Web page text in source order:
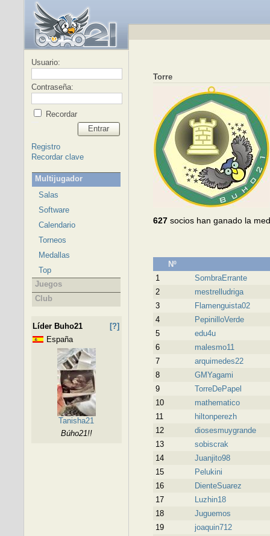
Usuario:
Contraseña:
Recordar
Entrar
Registro
Recordar clave
Multijugador
Salas
Software
Calendario
Torneos
Medallas
Top
Juegos
Club
Líder Buho21
[?]
España
Tanisha21
Búho21!!
Torre
627socios han ganado la
Nº
1
SombraErrante
2
mestrelludriga
3
Flamenguista02
4
PepinilloVerde
5
edu4u
6
malesmo11
7
arquimedes22
8
GMYagami
9
TorreDePapel
10
mathematico
11
hiltonperezh
12
diosesmuygrande
13
sobiscrak
14
Juanjito98
15
Pelukini
16
DienteSuarez
17
Luzhin18
18
Juguemos
19
joaquin712